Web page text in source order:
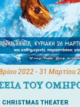
2022- 31 Μαρτίου
ΤΟΥ
CHRISTMAS THEATER